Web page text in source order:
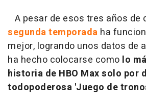
A pesar de esos tres años de
segunda temporada ha
mejor, logrando unos datos de
ha hecho colocarse como lo
historia de HBO Max solo por
todopoderosa 'Juego de